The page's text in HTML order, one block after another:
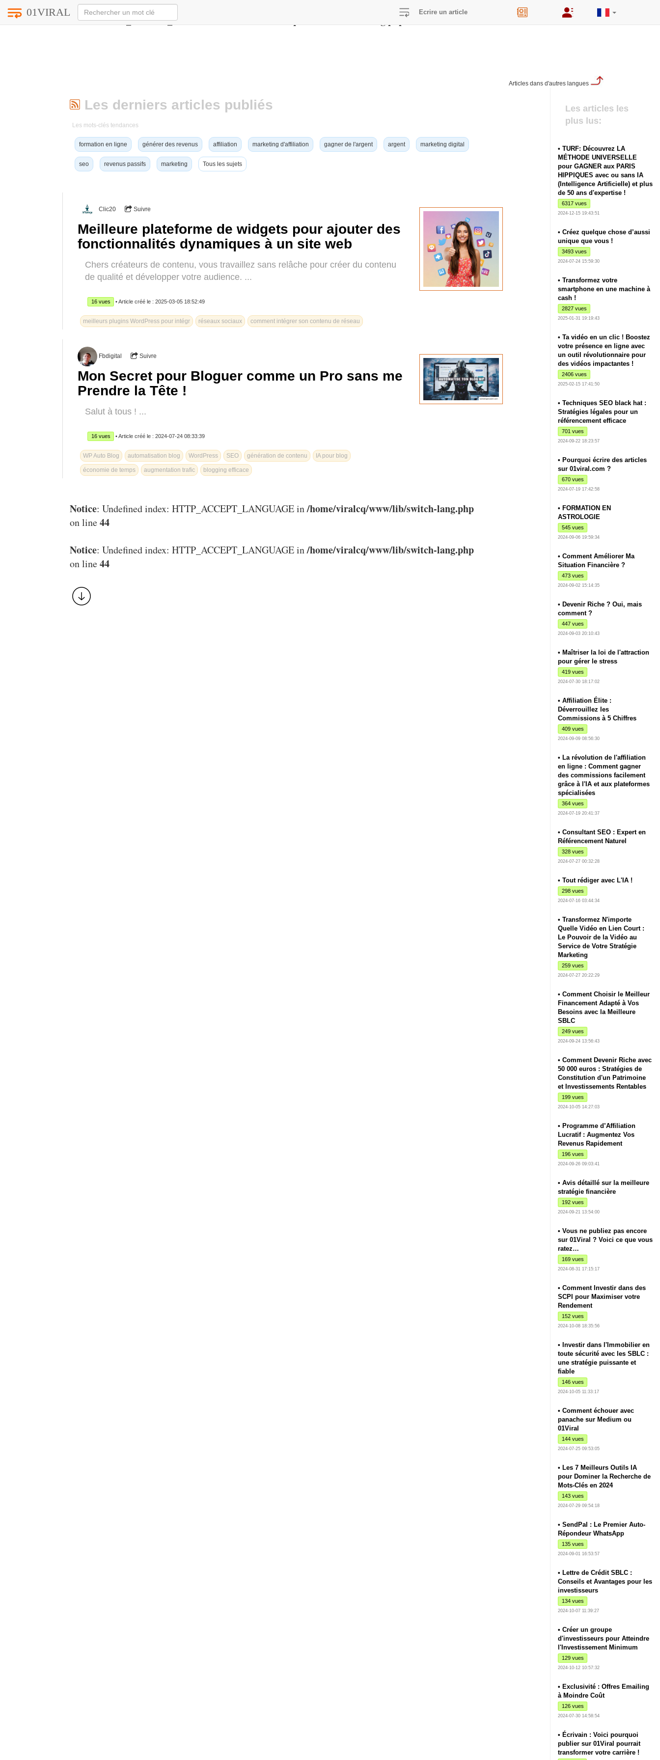
Notice : Undefined index: HTTP_ACCEPT_LANGUAGE in /home/viralcq/www/lib/switch-lang.phpon line
01VIRAL Ecrire un article
Articles dans d'autres langues
Les derniers articles publiés
Les mots-clés tendances
formation en ligne générer des revenus affiliation marketing d'affiliation gagner de l'argent argent marketing digital
seo revenus passifs marketing Tous les sujets
Clic20 Suivre
Meilleure plateforme de widgets pour ajouter des
fonctionnalités dynamiques à un site web
Chers créateurs de contenu, vous travaillez sans relâche pour créer du contenu
de qualité et développer votre audience. ...
16 vues • Article créé le : 2025-03-05 18:52:49
meilleurs plugins WordPress pour intégr réseaux sociaux comment intégrer son contenu de réseau
Fbdigital Suivre
Mon Secret pour Bloguer comme un Pro sans me
Prendre la Tête !
Salut à tous ! ...
16 vues • Article créé le : 2024-07-24 08:33:39
WP Auto Blog automatisation blog WordPress SEO génération de contenu IA pour blog
économie de temps augmentation trafic blogging efficace
Notice: Undefined index: HTTP_ACCEPT_LANGUAGE in/home/viralcq/www/lib/switch-lang.php
on line44
Notice: Undefined index: HTTP_ACCEPT_LANGUAGE in/home/viralcq/www/lib/switch-lang.php
on line44
Les articles les
plus lus:
• TURF: Découvrez LA
MÉTHODE UNIVERSELLE
pour GAGNER aux PARIS
HIPPIQUES avec ou sans IA
(Intelligence Artificielle) et plus
de 50 ans d'expertise !
6317 vues
2024-12-15 19:43:51
• Créez quelque chose d’aussi
unique que vous !
3493 vues
2024-07-24 15:59:30
• Transformez votre
smartphone en une machine à
cash !
2827 vues
2025-01-31 19:19:43
• Ta vidéo en un clic ! Boostez
votre présence en ligne avec
un outil révolutionnaire pour
des vidéos impactantes !
2406 vues
2025-02-15 17:41:50
• Techniques SEO black hat :
Stratégies légales pour un
référencement efficace
701 vues
2024-09-22 18:23:57
• Pourquoi écrire des articles
sur 01viral.com ?
670 vues
2024-07-19 17:42:58
• FORMATION EN
ASTROLOGIE
545 vues
2024-09-06 19:59:34
• Comment Améliorer Ma
Situation Financière ?
473 vues
2024-09-02 15:14:35
• Devenir Riche ? Oui, mais
comment ?
447 vues
2024-09-03 20:10:43
• Maîtriser la loi de l'attraction
pour gérer le stress
419 vues
2024-07-30 18:17:02
• Affiliation Élite :
Déverrouillez les
Commissions à 5 Chiffres
409 vues
2024-09-09 08:56:30
• La révolution de l'affiliation
en ligne : Comment gagner
des commissions facilement
grâce à l'IA et aux plateformes
spécialisées
364 vues
2024-07-19 20:41:37
• Consultant SEO : Expert en
Référencement Naturel
328 vues
2024-07-27 00:32:28
• Tout rédiger avec L'IA !
298 vues
2024-07-16 03:44:34
• Transformez N'importe
Quelle Vidéo en Lien Court :
Le Pouvoir de la Vidéo au
Service de Votre Stratégie
Marketing
259 vues
2024-07-27 20:22:29
• Comment Choisir le Meilleur
Financement Adapté à Vos
Besoins avec la Meilleure
SBLC
249 vues
2024-09-24 13:56:43
• Comment Devenir Riche avec
50 000 euros : Stratégies de
Constitution d'un Patrimoine
et Investissements Rentables
199 vues
2024-10-05 14:27:03
• Programme d’Affiliation
Lucratif : Augmentez Vos
Revenus Rapidement
196 vues
2024-09-26 09:03:41
• Avis détaillé sur la meilleure
stratégie financière
192 vues
2024-09-21 13:54:00
• Vous ne publiez pas encore
sur 01Viral ? Voici ce que vous
ratez…
169 vues
2024-08-31 17:15:17
• Comment Investir dans des
SCPI pour Maximiser votre
Rendement
152 vues
2024-10-08 18:35:56
• Investir dans l'Immobilier en
toute sécurité avec les SBLC :
une stratégie puissante et
fiable
146 vues
2024-10-05 11:33:17
• Comment échouer avec
panache sur Medium ou
01Viral
144 vues
2024-07-25 09:53:05
• Les 7 Meilleurs Outils IA
pour Dominer la Recherche de
Mots-Clés en 2024
143 vues
2024-07-29 09:54:18
• SendPal : Le Premier Auto-
Répondeur WhatsApp
135 vues
2024-09-01 16:53:57
• Lettre de Crédit SBLC :
Conseils et Avantages pour les
investisseurs
134 vues
2024-10-07 11:39:27
• Créer un groupe
d'investisseurs pour Atteindre
l'Investissement Minimum
129 vues
2024-10-12 10:57:32
• Exclusivité : Offres Emailing
à Moindre Coût
126 vues
2024-07-30 14:58:54
• Écrivain : Voici pourquoi
publier sur 01Viral pourrait
transformer votre carrière !